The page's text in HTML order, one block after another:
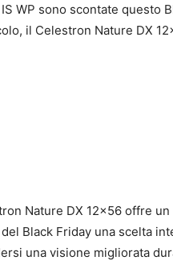
WP sono scontate questo
il Celestron Nature DX
Nature DX 12×56 offre
Black Friday una scelta
una visione migliorata